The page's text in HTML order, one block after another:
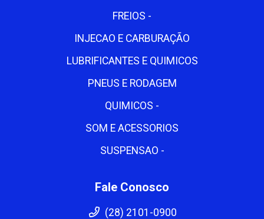
FREIOS -
INJECAO E CARBURAÇÃO
LUBRIFICANTES E QUIMICOS
PNEUS E RODAGEM
QUIMICOS -
SOM E ACESSORIOS
SUSPENSAO -
Fale Conosco
(28) 2101-0900